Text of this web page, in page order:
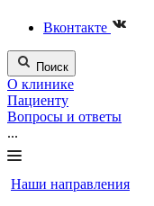
Вконтакте
Поиск
О клинике
Пациенту
Вопросы и ответы
...
Наши направления